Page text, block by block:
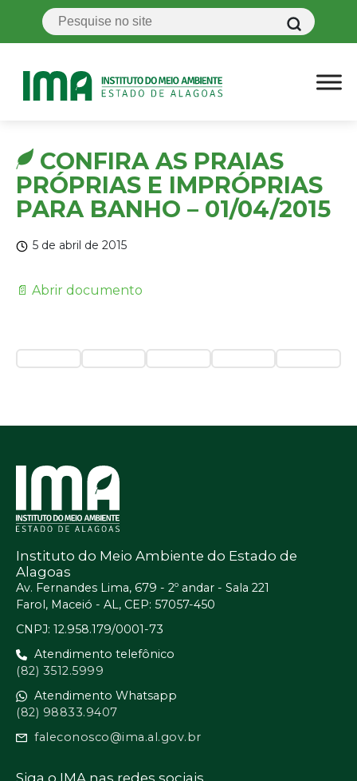
CONFIRA AS PRAIAS
PRÓPRIAS E IMPRÓPRIAS
PARA BANHO – 01/04/2015
5 de abril de 2015
📄 Abrir documento
Instituto do Meio Ambiente do Estado de
Alagoas
Av. Fernandes Lima, 679 - 2º andar - Sala 221
Farol, Maceió - AL, CEP: 57057-450
CNPJ: 12.958.179/0001-73
Atendimento telefônico
(82) 3512.5999
Atendimento Whatsapp
(82) 98833.9407
faleconosco@ima.al.gov.br